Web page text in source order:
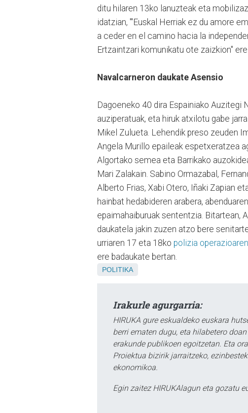
ditu hilaren 13ko lanuzteak eta
idatzian, "'Euskal Herriak ez du amore
a ceder en el camino hacia la
Ertzaintzari komunikatu ote zaizkion"
Navalcarneron daukate Asensio
Dagoeneko 40 dira Espainiako
auziperatuak, eta hiruk atxilotu gabe
Mikel Zulueta. Lehendik preso zeuden
Angela Murillo epaileak espetxeratzea
Algortako semea eta Barrikako
Mari Zalakain. Sabino Ormazabal,
Alberto Frias, Xabi Otero, Iñaki Zapian
hainbat hedabideren arabera,
epaimahaiburuak sententzia. Bitartean,
daukatela jakin zuzen atzo bere
urriaren 17 eta 18ko polizia
ere badaukate bertan.
POLITIKA
Irakurle agurgarria:
HIRUKA gure eskualdeko euskara
berri ematen dugu, eta hilabetero
erakunde publikoen egoitzetan. Eta
Proiektua bizirik jarraitzeko,
ekonomikoa.
Egin zaitez HIRUKAlagun eta gozatu